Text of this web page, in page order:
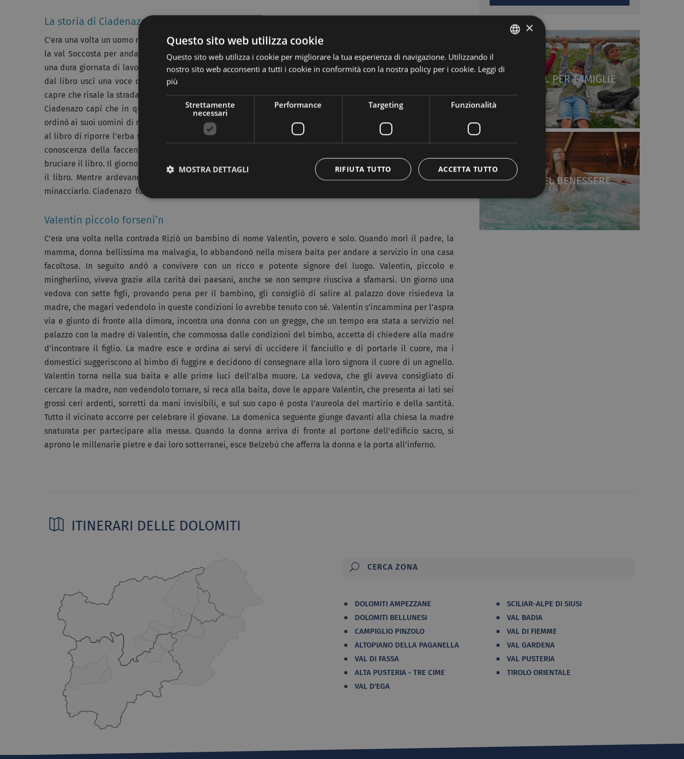
HOTEL PER FAMIGLIE
HOTEL BENESSERE
La storia di Ciadenazo
C’era una volta un uomo noto in paese con il nome di Ciadenazo. Un giorno d’agosto, mentre camminava lungo
la val Soccosta per andare a fare legna, trovò per terra un libro e lo raccolse. Sulla strada del ritorno, dopo
una dura giornata di lavoro, iniziò a sfogliarlo. Sul ponte di Malon, Ciadenazo provò a leggere qualche frase e
dal libro uscì una voce che disse: ”Comanda!”. Incuriosito l’uomo rispose: “Comando che da quel gregge di
capre che risale la strada , si rovesci la capra che cammina davanti al pastore”. Il suo desiderio fu esaudito e
Ciadenazo capì che in quel libro c’era qualcosa di diabolico. Il giorno dopo volle ripetere l’esperimento e
ordinò ai suoi uomini di rimanere in baita, invece di uscire a raccogliere il fieno. Quando arrivò la sera ordinò
al libro di riporre l’erba secca nel fienile e in pochi minuti il lavoro fu terminato. Il pievano, quando venne a
conoscenza della faccenda, chiamò Ciadenazo che gli raccontò l’accaduto e l’uomo di chiesa gli disse di
bruciare il libro. Il giorno stesso l’uomo costruì uno steccato e al suo interno accese un fuoco, nel quale bruciò
il libro. Mentre ardevano le pagine, l’uomo vide una schiera di diavoli aggrappati allo steccato, intenti a
minacciarlo. Ciadenazo fu lodato e benedetto dal pievano e tornò a vivere da buon cristiano nel suo paese.
Valentin piccolo forseni’n
C’era una volta nella contrada Riziò un bambino di nome Valentìn, povero e solo. Quando morì il padre, la
mamma, donna bellissima ma malvagia, lo abbandonò nella misera baita per andare a servizio in una casa
facoltosa. In seguito andò a convivere con un ricco e potente signore del luogo. Valentin, piccolo e
mingherlino, viveva grazie alla carità dei paesani, anche se non sempre riusciva a sfamarsi. Un giorno una
vedova con sette figli, provando pena per il bambino, gli consigliò di salire al palazzo dove risiedeva la
madre, che magari vedendolo in queste condizioni lo avrebbe tenuto con sé. Valentin s’incammina per l’aspra
via e giunto di fronte alla dimora, incontra una donna con un gregge, che un tempo era stata a servizio nel
palazzo con la madre di Valentin, che commossa dalle condizioni del bimbo, accetta di chiedere alla madre
d’incontrare il figlio. La madre esce e ordina ai servi di uccidere il fanciullo e di portarle il cuore, ma i
domestici suggeriscono al bimbo di fuggire e decidono di consegnare alla loro signora il cuore di un agnello.
Valentin torna nella sua baita e alle prime luci dell’alba muore. La vedova, che gli aveva consigliato di
cercare la madre, non vedendolo tornare, si reca alla baita, dove le appare Valentin, che presenta ai lati sei
grossi ceri ardenti, sorretti da mani invisibili, e sul suo capo è posta l’aureola del martirio e della santità.
Tutto il vicinato accorre per celebrare il giovane. La domenica seguente giunge davanti alla chiesa la madre
snaturata per partecipare alla messa. Quando la donna arriva di fronte al portone dell’edificio sacro, si
aprono le millenarie pietre e dai loro sotterranei, esce Belzebù che afferra la donna e la porta all’inferno.
ITINERARI DELLE DOLOMITI
DOLOMITI AMPEZZANE
DOLOMITI BELLUNESI
CAMPIGLIO PINZOLO
ALTOPIANO DELLA PAGANELLA
VAL DI FASSA
ALTA PUSTERIA - TRE CIME
VAL D'EGA
SCILIAR-ALPE DI SIUSI
VAL BADIA
VAL DI FIEMME
VAL GARDENA
VAL PUSTERIA
TIROLO ORIENTALE
GERMAN
×
Questo sito web utilizza cookie
Questo sito web utilizza i cookie per migliorare la tua esperienza di navigazione. Utilizzando il
nostro sito web acconsenti a tutti i cookie in conformità con la nostra policy per i cookie. Leggi di
più
Strettamente
necessari
Performance Targeting Funzionalità
ACCETTA TUTTO
RIFIUTA TUTTO
MOSTRA DETTAGLI